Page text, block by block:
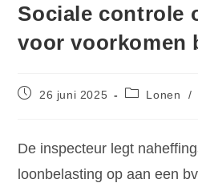
Sociale controle
voor voorkomen
26 juni 2025 Lonen /
De inspecteur legt
loonbelasting op aan een